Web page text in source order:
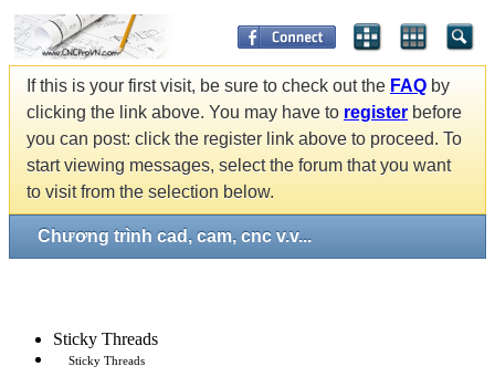
If this is your first visit, be sure to check out the FAQ by
clicking the link above. You may have to register before
you can post: click the register link above to proceed. To
start viewing messages, select the forum that you want
to visit from the selection below.
Chương trình cad, cam, cnc v.v...
Sticky Threads
Sticky Threads